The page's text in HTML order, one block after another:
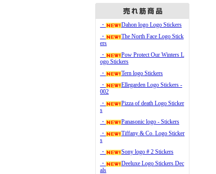
・
Dahon logo Logo Stickers
・
The North Face Logo Stick
ers
・
Pow Protect Our Winters L
ogo Stickers
・
Tern logo Stickers
・
Ellegarden Logo Stickers -
002
・
Pizza of death Logo Sticker
s
・
Panasonic logo - Stickers
・
Tiffany & Co. Logo Sticker
s
・
Sony logo # 2 Stickers
・
Deeluxe Logo Stickers Dec
als